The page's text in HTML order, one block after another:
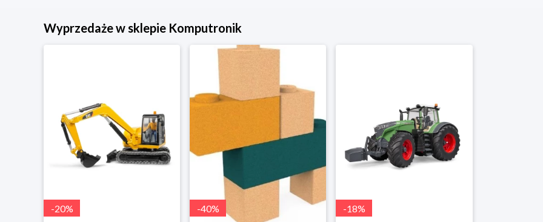
Wyprzedaże w sklepie Komputronik
-20% -40% -18%